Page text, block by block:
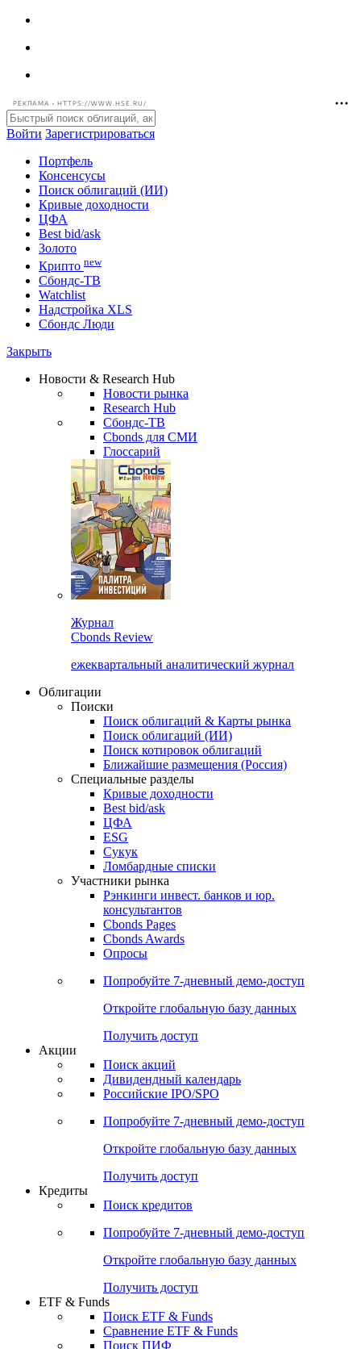
РЕКЛАМА • HTTPS://WWW.HSE.RU/
Войти Зарегистрироваться
Портфель
Консенсусы
Поиск облигаций (ИИ)
Кривые доходности
ЦФА
Best bid/ask
Золото
Крипто new
Watchlist
Сбондс Люди
Новости & Research Hub
Новости рынка
Research Hub
Сбондс-ТВ
Cbonds для СМИ
Глоссарий
Cbonds Review
ежеквартальный аналитический журнал
Облигации
Поиски
Поиск облигаций & Карты рынка
Поиск облигаций (ИИ)
Поиск котировок облигаций
Ближайшие размещения (Россия)
Специальные разделы
Кривые доходности
Best bid/ask
ЦФА
ESG
Сукук
Ломбардные списки
Участники рынка
Рэнкинги инвест. банков и юр.
Cbonds Pages
Опросы
Попробуйте7-дневный
Откройте глобальную базу данных
Получить доступ
Поиск акций
Российские IPO/SPO
Попробуйте7-дневный
Откройте глобальную базу данных
Получить доступ
Поиск кредитов
Попробуйте7-дневный
Откройте глобальную базу данных
Получить доступ